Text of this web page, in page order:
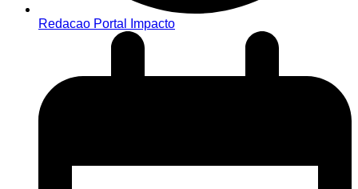
Redacao Portal Impacto